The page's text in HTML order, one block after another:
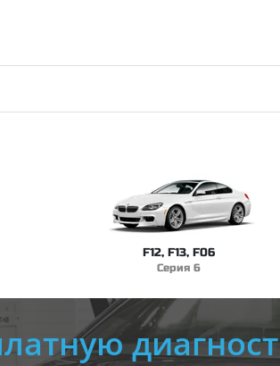
F12, F13, F06
Серия 6